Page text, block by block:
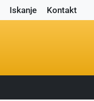
Iskanje Kontakt